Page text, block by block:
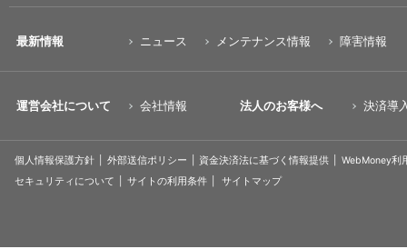
最新情報 ニュース メンテナンス情報 障害情報
運営会社について 会社情報 法人のお客様へ 決済導
個人情報保護方針 外部送信ポリシー 資金決済法に基づく情報提供
WebMoney利
セキュリティについて
サイトの利用条件 サイトマップ